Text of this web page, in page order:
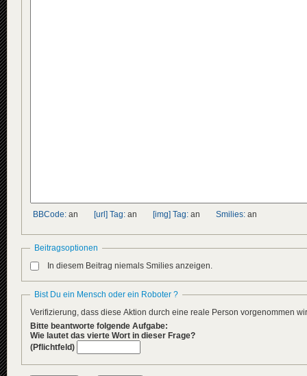
BBCode: an [url] Tag: an [img] Tag: an Smilies: an
Beitragsoptionen
In diesem Beitrag niemals Smilies anzeigen.
Bist Du ein Mensch oder ein Roboter ?
Verifizierung, dass diese Aktion durch eine reale Person vorgenommen
Bitte beantworte folgende Aufgabe:
Wie lautet das vierte Wort in dieser Frage?
(Pflichtfeld)